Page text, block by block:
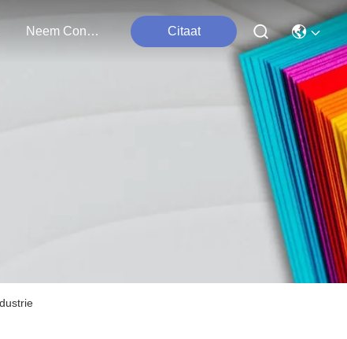
Neem Contact Met Ons Op Citaat